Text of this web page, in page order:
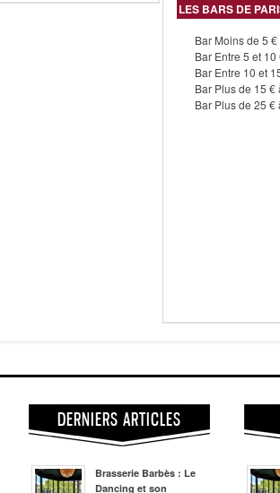
LES BARS DE
Bar Moins de 5
Bar Entre 5 et
Bar Entre 10 et
Bar Plus de 15 €
Bar Plus de 25 €
DERNIERS ARTICLES
Brasserie Barbès : Le
Dancing et son